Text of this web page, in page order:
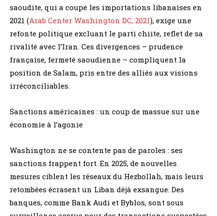
saoudite, qui a coupé les importations libanaises en
2021 (Arab Center Washington DC, 2021), exige une
refonte politique excluant le parti chiite, reflet de sa
rivalité avec l’Iran. Ces divergences – prudence
française, fermeté saoudienne – compliquent la
position de Salam, pris entre des alliés aux visions
irréconciliables.
Sanctions américaines : un coup de massue sur une
économie à l’agonie
Washington ne se contente pas de paroles : ses
sanctions frappent fort. En 2025, de nouvelles
mesures ciblent les réseaux du Hezbollah, mais leurs
retombées écrasent un Liban déjà exsangue. Des
banques, comme Bank Audi et Byblos, sont sous